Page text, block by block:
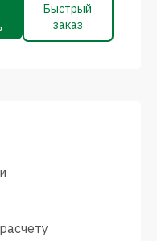
Быстрый
заказ